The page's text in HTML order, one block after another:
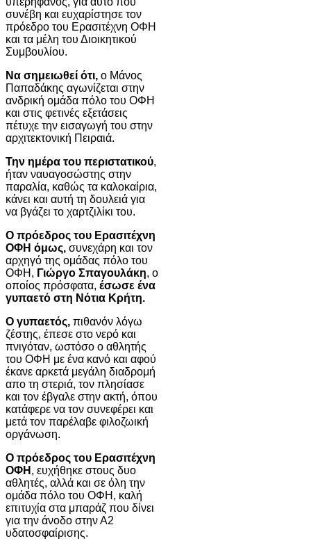
συνέβη και ευχαρίστησε τον
πρόεδρο του Ερασιτέχνη ΟΦΗ
και τα μέλη του Διοικητικού
Συμβουλίου.
Να σημειωθεί ότι, ο Μάνος
Παπαδάκης αγωνίζεται στην
ανδρική ομάδα πόλο του ΟΦΗ
και στις φετινές εξετάσεις
πέτυχε την εισαγωγή του στην
αρχιτεκτονική Πειραιά.
Την ημέρα του περιστατικού,
ήταν ναυαγοσώστης στην
παραλία, καθώς τα καλοκαίρια,
κάνει και αυτή τη δουλειά για
να βγάζει το χαρτζιλίκι του.
Ο πρόεδρος του Ερασιτέχνη
ΟΦΗ όμως, συνεχάρη και τον
αρχηγό της ομάδας πόλο του
ΟΦΗ, Γιώργο Σπαγουλάκη, ο
οποίος πρόσφατα, έσωσε ένα
γυπαετό στη Νότια Κρήτη.
Ο γυπαετός, πιθανόν λόγω
ζέστης, έπεσε στο νερό και
πνιγόταν, ωστόσο ο αθλητής
του ΟΦΗ με ένα κανό και αφού
έκανε αρκετά μεγάλη διαδρομή
απο τη στεριά, τον πλησίασε
και τον έβγαλε στην ακτή, όπου
κατάφερε να τον συνεφέρει και
μετά τον παρέλαβε φιλοζωική
οργάνωση.
O πρόεδρος του Ερασιτέχνη
ΟΦΗ , ευχήθηκε στους δυο
αθλητές, αλλά και σε όλη την
ομάδα πόλο του ΟΦΗ, καλή
επιτυχία στα μπαράζ που δίνει
για την άνοδο στην Α2
υδατοσφαίρισης.